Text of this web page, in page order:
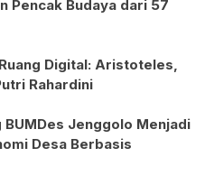
Pencak Budaya dari 57
Digital: Aristoteles,
Rahardini
BUMDes Jenggolo Menjadi
Desa Berbasis